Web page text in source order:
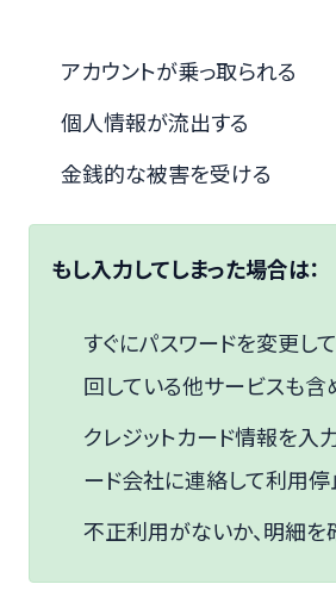
アカウントが乗っ取られる
個人情報が流出する
金銭的な被害を受ける
もし入力してしまった場合は：
すぐにパスワードを変更し
回している他サービスも含
クレジットカード情報を入
ード会社に連絡して利用停
不正利用がないか、明細を